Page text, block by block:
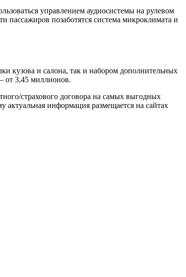
управлением аудиосистемы на рулевом
пассажиров позаботятся система микроклимата и
кузова и салона, так и набором дополнительных
от 3,45 миллионов.
страхового договора на самых выгодных
актуальная информация размещается на сайтах